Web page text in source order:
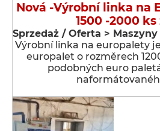
Nová -Výrobní linka na
1500 -2000 ks
Sprzedaż / Oferta >
Výrobní linka na europalety
europalet o rozměrech
podobných euro